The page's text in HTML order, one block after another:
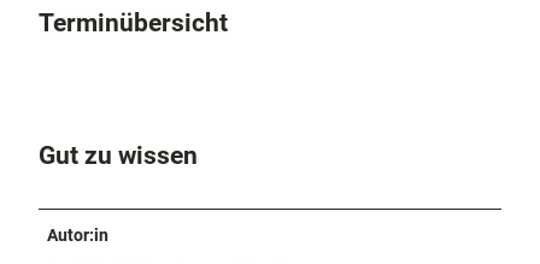
Terminübersicht
Gut zu wissen
Autor:in